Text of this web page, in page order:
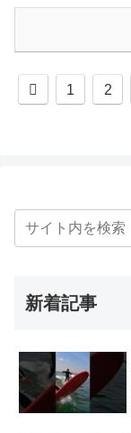
前
1 2
新着記事